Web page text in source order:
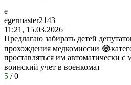
e
egermaster2143
11:21, 15.03.2026
Предлагаю забирать детей
прохождения медкомиссии
проставляться им автоматически с
воинский учет в военкомат
5 /0